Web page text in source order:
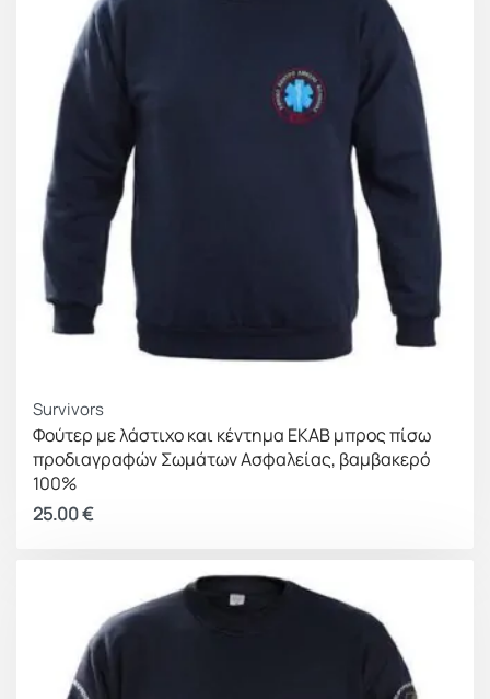
Survivors
Φούτερ με λάστιχο και κέντημα ΕΚΑΒ μπρος πίσω
προδιαγραφών Σωμάτων Ασφαλείας, βαμβακερό
100%
25.00€